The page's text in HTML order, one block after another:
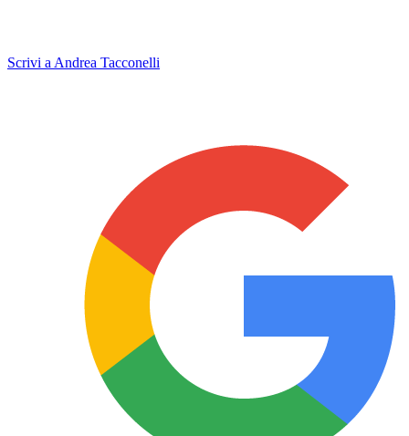
Scrivi a Andrea Tacconelli